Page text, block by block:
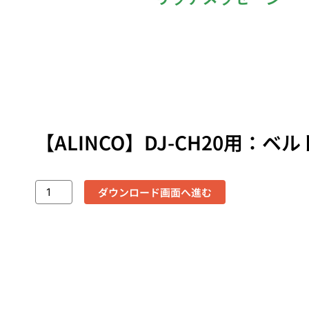
【ALINCO】DJ-CH20用：ベ
ダウンロード画面へ進む